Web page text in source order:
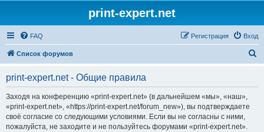
print-expert.net
FAQ Вход
Регистрация
Список форумов
print-expert.net - Общие правила
Заходя на конференцию «print-expert.net» (в дальнейшем «мы», «наш»,
«print-expert.net», «https://print-expert.net/forum_new»), вы подтверждаете
своё согласие со следующими условиями. Если вы не согласны с ними,
пожалуйста, не заходите и не пользуйтесь форумами «print-expert.net».